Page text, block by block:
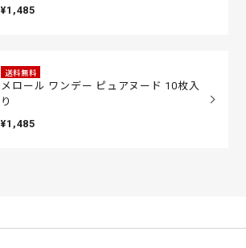
¥1,485
送料無料
メロール ワンデー ピュアヌード 10枚入
り
¥1,485